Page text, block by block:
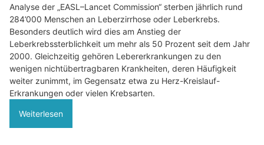
Analyse der „EASL–Lancet Commission“ sterben jährlich rund
284’000 Menschen an Leberzirrhose oder Leberkrebs.
Besonders deutlich wird dies am Anstieg der
Leberkrebssterblichkeit um mehr als 50 Prozent seit dem Jahr
2000. Gleichzeitig gehören Lebererkrankungen zu den
wenigen nichtübertragbaren Krankheiten, deren Häufigkeit
weiter zunimmt, im Gegensatz etwa zu Herz-Kreislauf-
Erkrankungen oder vielen Krebsarten.
Weiterlesen